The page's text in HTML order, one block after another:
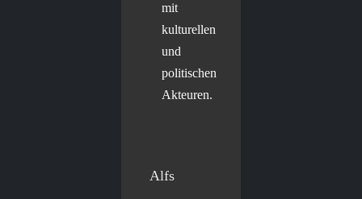
mit
kulturellen
und
politischen
Akteuren.
Alfs